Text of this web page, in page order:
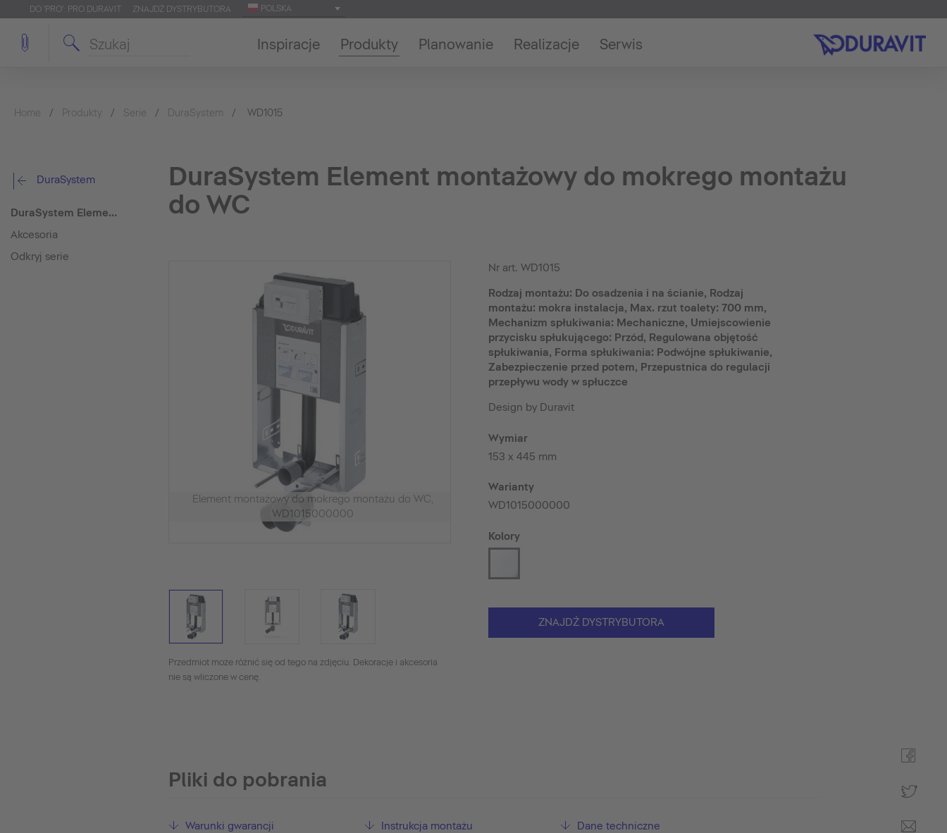
DO 'PRO': PRO.DURAVIT ZNAJDŹ DYSTRYBUTORA POLSKA
Inspiracje Produkty Planowanie Realizacje Serwis
Home Produkty Serie DuraSystem WD1015
DuraSystem
DuraSystem Element montażowy do mokrego montażu do WC
Akcesoria
Odkryj serie
DuraSystem Element montażowy do mokrego montażu
do WC
Element montażowy do mokrego montażu do WC,
WD1015000000
Przedmiot może różnić się od tego na zdjęciu. Dekoracje i akcesoria
nie są wliczone w cenę.
Nr art. WD1015
Rodzaj montażu: Do osadzenia i na ścianie, Rodzaj
montażu: mokra instalacja, Max. rzut toalety: 700 mm,
Mechanizm spłukiwania: Mechaniczne, Umiejscowienie
przycisku spłukującego: Przód, Regulowana objętość
spłukiwania, Forma spłukiwania: Podwójne spłukiwanie,
Zabezpieczenie przed potem, Przepustnica do regulacji
przepływu wody w spłuczce
Design by Duravit
Wymiar
153 x 445 mm
Warianty
WD1015000000
Kolory
ZNAJDŹ DYSTRYBUTORA
Pliki do pobrania
Warunki gwarancji Instrukcja montażu Dane techniczne